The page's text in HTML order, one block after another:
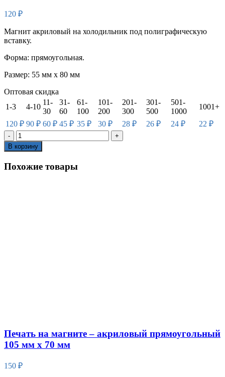
120 ₽
Магнит акриловый на холодильник под полиграфическую
вставку.
Форма: прямоугольная.
Размер: 55 мм х 80 мм
Оптовая скидка
1-3
4-10
11-
30
31-
60
61-
100
101-
200
201-
300
301-
500
501-
1000
1001+
120 ₽ 90 ₽ 60 ₽ 45 ₽ 35 ₽ 30 ₽ 28 ₽ 26 ₽ 24 ₽ 22 ₽
В корзину
Похожие товары
Печать на магните – акриловый прямоугольный
105 мм х 70 мм
150 ₽